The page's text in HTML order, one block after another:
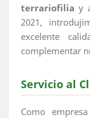
terrariofilia y
2021,
excelente
complementar
Servicio al
Como